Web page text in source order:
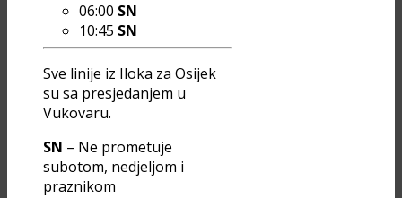
06:00 SN
10:45 SN
Sve linije iz Iloka za Osijek
su sa presjedanjem u
Vukovaru.
SN – Ne prometuje
subotom, nedjeljom i
praznikom